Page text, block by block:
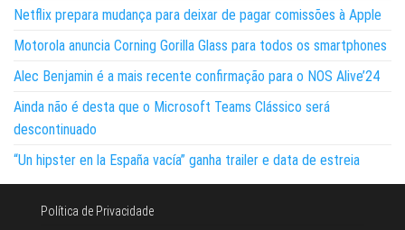
Netflix prepara mudança para deixar de pagar comissões à Apple
Motorola anuncia Corning Gorilla Glass para todos os smartphones
Alec Benjamin é a mais recente confirmação para o NOS Alive’24
Ainda não é desta que o Microsoft Teams Clássico será
descontinuado
“Un hipster en la España vacía” ganha trailer e data de estreia
Política de Privacidade